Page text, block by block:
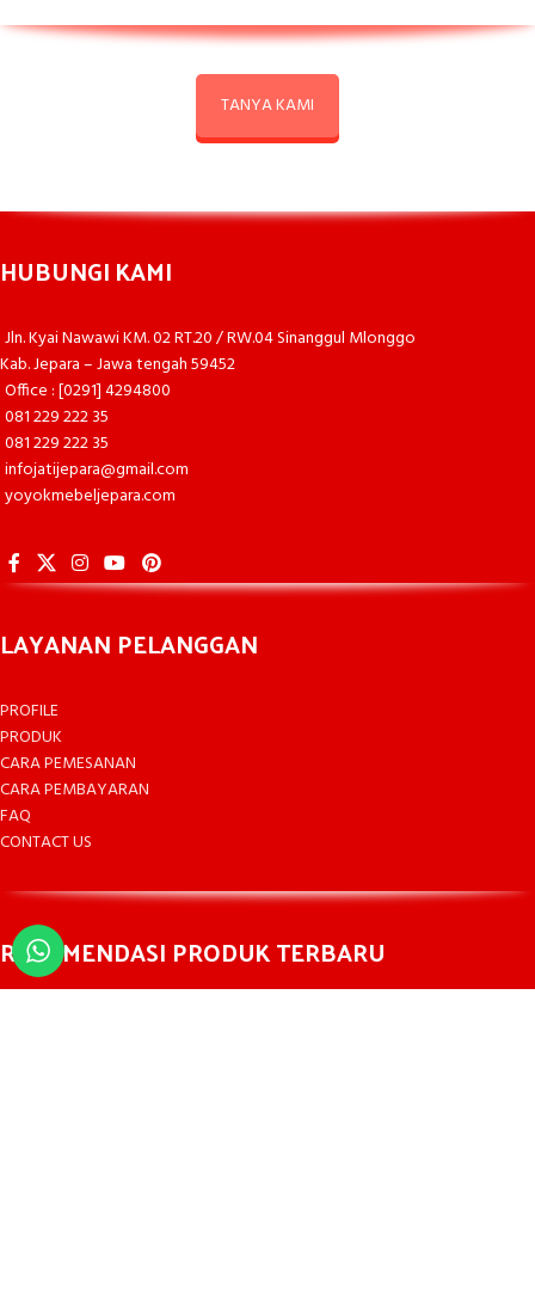
TANYA KAMI
HUBUNGI KAMI
Jln. Kyai Nawawi KM. 02 RT.20 / RW.04 Sinanggul Mlonggo
Kab. Jepara – Jawa tengah 59452
Office : [0291] 4294800
081 229 222 35
081 229 222 35
infojatijepara@gmail.com
yoyokmebeljepara.com
LAYANAN PELANGGAN
PROFILE
PRODUK
CARA PEMESANAN
CARA PEMBAYARAN
FAQ
CONTACT US
REKOMENDASI PRODUK TERBARU